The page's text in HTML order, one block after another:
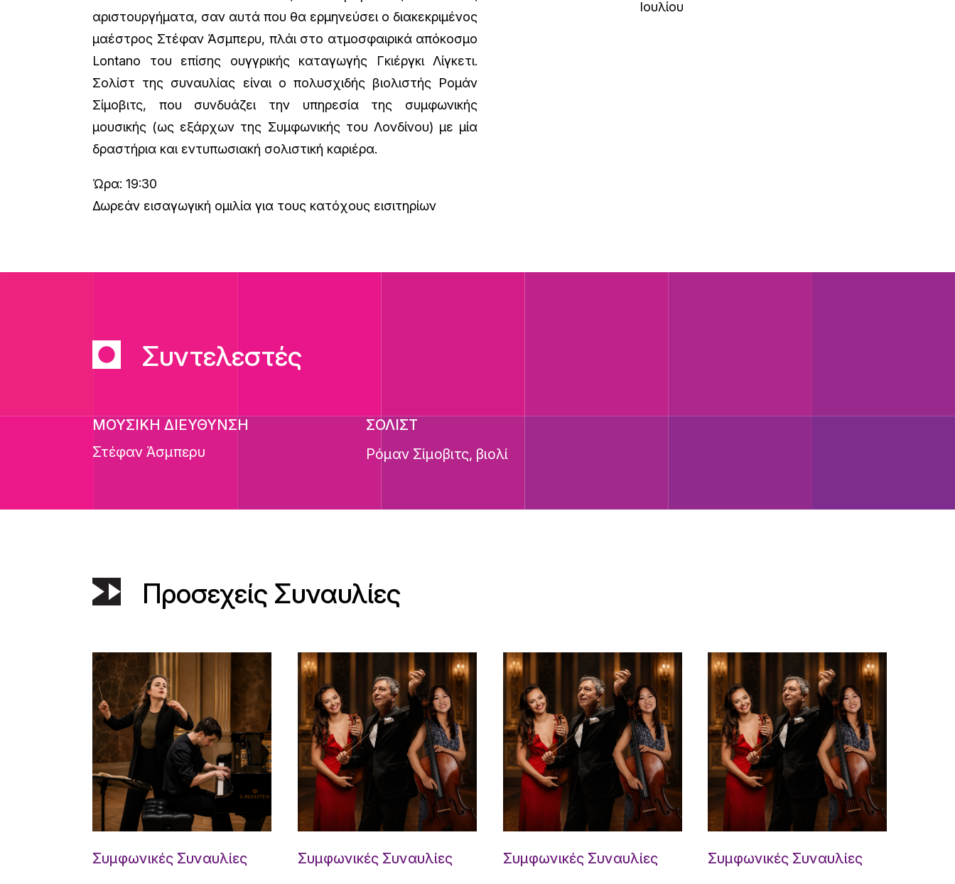
αριστουργήματα, σαν αυτά που θα ερμηνεύσει ο διακεκριμένος
μαέστρος Στέφαν Άσμπερυ, πλάι στο ατμοσφαιρικά απόκοσμο
Lontano του επίσης ουγγρικής καταγωγής Γκιέργκι Λίγκετι.
Σολίστ της συναυλίας είναι ο πολυσχιδής βιολιστής Ρομάν
Σίμοβιτς, που συνδυάζει την υπηρεσία της συμφωνικής
μουσικής (ως εξάρχων της Συμφωνικής του Λονδίνου) με μία
δραστήρια και εντυπωσιακή σολιστική καριέρα.
Ώρα: 19:30
Δωρεάν εισαγωγική ομιλία για τους κατόχους εισιτηρίων
Ιουλίου
Συντελεστές
ΜΟΥΣΙΚΗ ΔΙΕΥΘΥΝΣΗ
Στέφαν Άσμπερυ
ΣΟΛΙΣΤ
Ρόμαν Σίμοβιτς, βιολί
Προσεχείς Συναυλίες
Συμφωνικές Συναυλίες Συμφωνικές Συναυλίες Συμφωνικές Συναυλίες Συμφωνικές Συναυλίες